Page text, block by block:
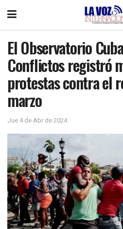
El Observatorio
Conflictos registró
protestas contra el
marzo
Jue 4 de Abr de 2024